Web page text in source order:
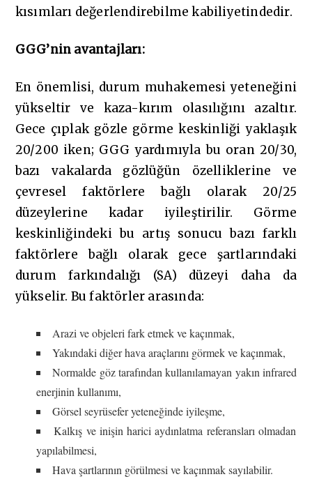
kısımları değerlendirebilme kabiliyetindedir.
GGG’nin avantajları:
En önemlisi, durum muhakemesi yeteneğini
yükseltir ve kaza-kırım olasılığını azaltır.
Gece çıplak gözle görme keskinliği yaklaşık
20/200 iken; GGG yardımıyla bu oran 20/30,
bazı vakalarda gözlüğün özelliklerine ve
çevresel faktörlere bağlı olarak 20/25
düzeylerine kadar iyileştirilir. Görme
keskinliğindeki bu artış sonucu bazı farklı
faktörlere bağlı olarak gece şartlarındaki
durum farkındalığı (SA) düzeyi daha da
yükselir. Bu faktörler arasında:
Arazi ve objeleri fark etmek ve kaçınmak,
Yakındaki diğer hava araçlarını görmek ve kaçınmak,
Normalde göz tarafından kullanılamayan yakın infrared
enerjinin kullanımı,
Görsel seyrüsefer yeteneğinde iyileşme,
Kalkış ve inişin harici aydınlatma referansları olmadan
yapılabilmesi,
Hava şartlarının görülmesi ve kaçınmak sayılabilir.